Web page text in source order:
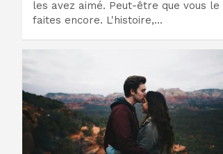
les avez aimé. Peut-être que vous le
faites encore. L'histoire,…